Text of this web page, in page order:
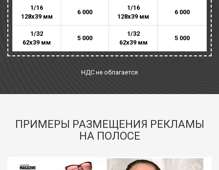
1/16
128х39 мм
6 000
1/16
128х39 мм
6 000
1/32
62х39 мм
5 000
1/32
62х39 мм
5 000
НДС не облагается
ПРИМЕРЫ РАЗМЕЩЕНИЯ РЕКЛАМЫ
НА ПОЛОСЕ